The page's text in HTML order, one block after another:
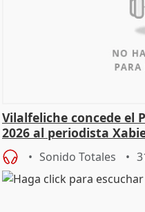
Vilalfeliche concede el
2026 al periodista
Sonido Totales